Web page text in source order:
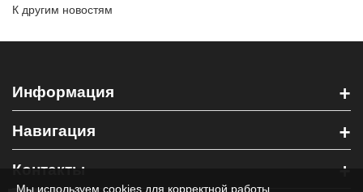
К другим новостям
Информация +
Навигация +
Контакты +
Мы используем cookies для корректной работы